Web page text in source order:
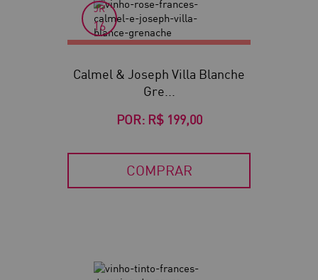
JR
16
Calmel & Joseph Villa Blanche
Gre...
POR: R$ 199,00
COMPRAR